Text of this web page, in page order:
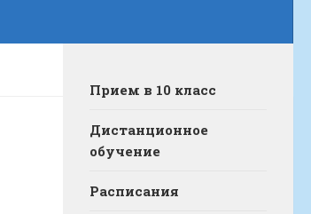
Прием в 10 класс
Дистанционное
обучение
Расписания